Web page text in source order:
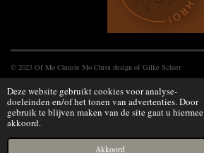
Deze website gebruikt cookies voor analyse-
doeleinden en/of het tonen van advertenties. Door
gebruik te blijven maken van de site gaat u hiermee
akkoord.
Akkoord
© 2023 Of Mo Chuisle Mo Chroi design of Gilke Schier
Powered by JouwWeb
Telefoonnummer